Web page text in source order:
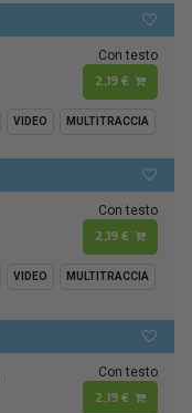
Con testo
2,19 €
VIDEO MULTITRACCIA
Con testo
2,19 €
VIDEO MULTITRACCIA
Con testo
2,19 €